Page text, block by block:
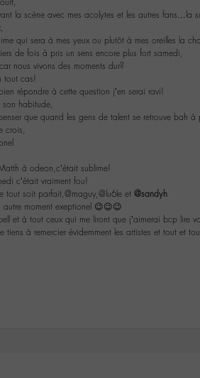
la scène avec mes acolytes et les autres fans…la
qui sera à mes yeux ou plutôt à mes oreilles la
de fois à pris un sens encore plus fort samedi,
nous vivons des moments dur?
tout cas!
répondre à cette question j’en serai ravi!
son habitude,
que quand les gens de talent se retrouve bah à
crois,
à odeon,c’était sublime!
c’était vraiment fou!
tout soit parfait,@maguy,@lu6le et @sandyh
moment exeptionel 😉😉😉
et à tout ceux qui me liront que j’aimerai bcp lire
à remercier évidemment les artistes et tout et